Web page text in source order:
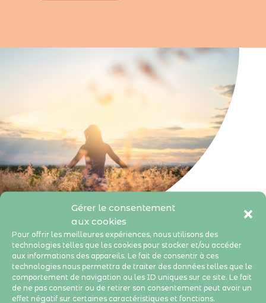
Gérer le consentement
aux cookies
Pour offrir les meilleures expériences, nous utilisons des
technologies telles que les cookies pour stocker et/ou accéder
aux informations des appareils. Le fait de consentir à ces
technologies nous permettra de traiter des données telles que le
comportement de navigation ou les ID uniques sur ce site. Le fait
de ne pas consentir ou de retirer son consentement peut avoir un
effet négatif sur certaines caractéristiques et fonctions.
Fatigue chronique et
fibromyalgie : agir en
complément du suivi médical